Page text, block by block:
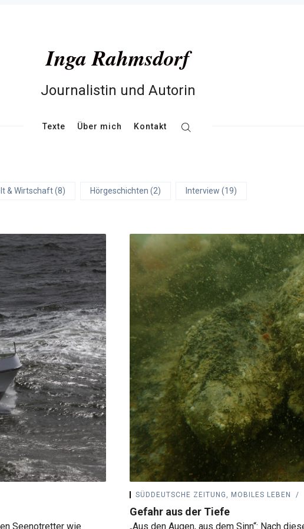
Inga Rahmsdorf
Journalistin und Autorin
Texte Über mich Kontakt
& Wirtschaft (8) Hörgeschichten (2) Interview (19)
Seenotretter wie
SÜDDEUTSCHE ZEITUNG, MOBILES LEBEN
Gefahr aus der Tiefe
„Aus den Augen, aus dem Sinn“: Nach